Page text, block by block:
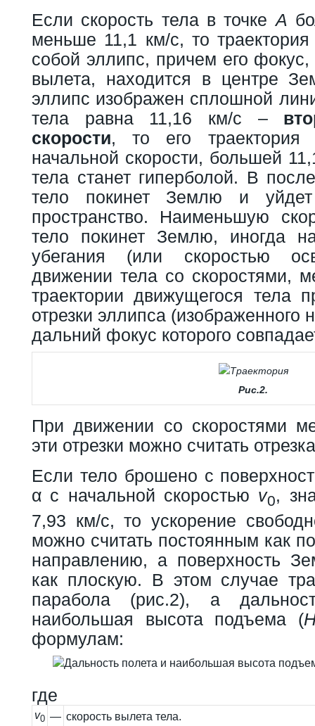
Если скорость тела в точкеA
меньше 11,1 км/с, то траектория
собой эллипс, причем его
вылета, находится в центре
эллипс изображен сплошной
тела равна 11,16 км/с –
скорости, то его
начальной скорости, большей
тела станет гиперболой. В
тело покинет Землю и
пространство. Наименьшую
тело покинет Землю, иногда
убегания (или скоростью
движении тела со скоростями,
траектории движущегося тела
отрезки эллипса (изображенного
дальний фокус которого
Рис.2.
При движении со скоростями
эти отрезки можно считать
Если тело брошено с
α с начальной скоростью v0,
7,93 км/с, то ускорение
можно считать постоянным как
направлению, а поверхность
как плоскую. В этом случае
парабола (рис.2), а
наибольшая высота подъема (
формулам:
где
v0 — скорость вылета тела.